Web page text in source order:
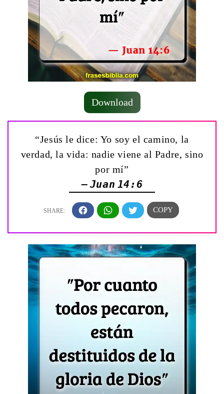
Download
“Jesús le dice: Yo soy el camino, la
verdad, la vida: nadie viene al Padre, sino
por mí”
— Juan 14:6